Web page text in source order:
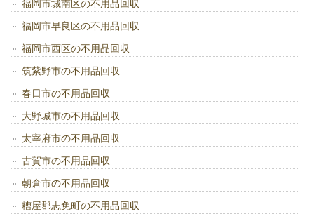
福岡市城南区の不用品回収
福岡市早良区の不用品回収
福岡市西区の不用品回収
筑紫野市の不用品回収
春日市の不用品回収
大野城市の不用品回収
太宰府市の不用品回収
古賀市の不用品回収
朝倉市の不用品回収
糟屋郡志免町の不用品回収